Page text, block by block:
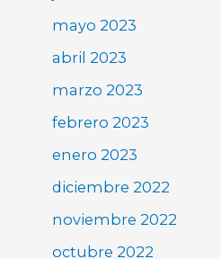
mayo 2023
abril 2023
marzo 2023
febrero 2023
enero 2023
diciembre 2022
noviembre 2022
octubre 2022